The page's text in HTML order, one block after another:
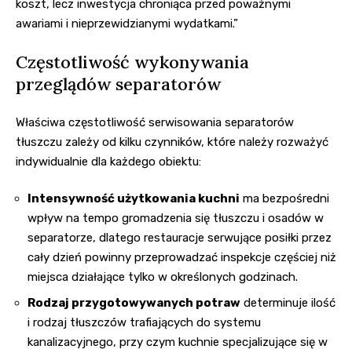
koszt, lecz inwestycja chroniąca przed poważnymi
awariami i nieprzewidzianymi wydatkami.”
Częstotliwość wykonywania
przeglądów separatorów
Właściwa częstotliwość serwisowania separatorów
tłuszczu zależy od kilku czynników, które należy rozważyć
indywidualnie dla każdego obiektu:
Intensywność użytkowania kuchni ma bezpośredni
wpływ na tempo gromadzenia się tłuszczu i osadów w
separatorze, dlatego restauracje serwujące posiłki przez
cały dzień powinny przeprowadzać inspekcje częściej niż
miejsca działające tylko w określonych godzinach.
Rodzaj przygotowywanych potraw determinuje ilość
i rodzaj tłuszczów trafiających do systemu
kanalizacyjnego, przy czym kuchnie specjalizujące się w